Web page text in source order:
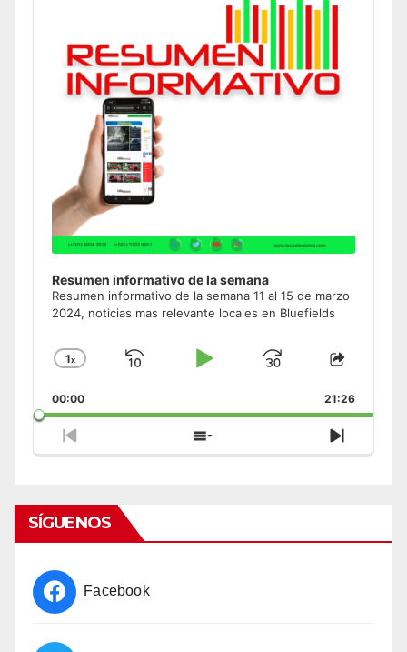
Resumen informativo de la semana
Resumen informativo de la semana 11 al 15 de marzo
2024, noticias mas relevante locales en Bluefields
Change
Rate
1x
Skip
Play
Jump
Forward
Share
Episode
00:00 21:26
Previous
Episode
Show
Episodes
Next
Episode
SÍGUENOS
Facebook